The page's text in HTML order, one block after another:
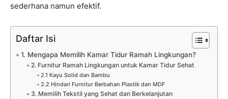
sederhana namun efektif.
Daftar Isi
1. Mengapa Memilih Kamar Tidur Ramah Lingkungan?
2. Furnitur Ramah Lingkungan untuk Kamar Tidur Sehat
2.1 Kayu Solid dan Bambu
2.2 Hindari Furnitur Berbahan Plastik dan MDF
3. Memilih Tekstil yang Sehat dan Berkelanjutan